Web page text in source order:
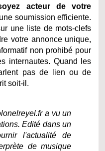
acteur de votre
soumission efficiente.
une liste de mots-clefs
votre annonce unique,
non prohibé pour
internautes. Quand les
pas de lien ou de
soit-il.
a vu un
Edité dans un
l'actualité de
de musique